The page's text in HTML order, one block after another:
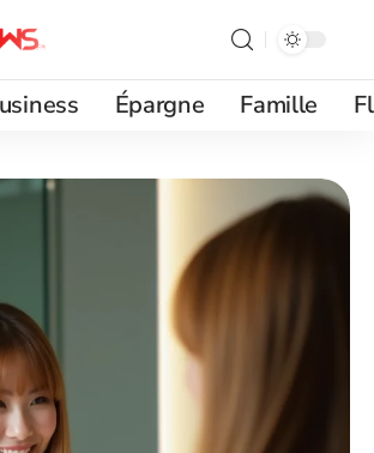
Épargne Famille